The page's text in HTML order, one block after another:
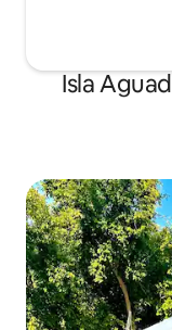
Isla